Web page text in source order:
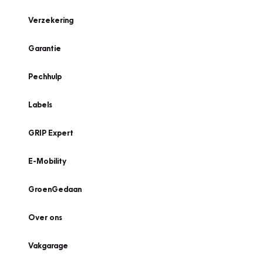
Verzekering
Garantie
Pechhulp
Labels
GRIP Expert
E-Mobility
GroenGedaan
Over ons
Vakgarage